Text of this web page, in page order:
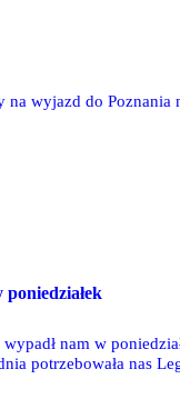
wyjazd do
nam w
potrzebowała nas